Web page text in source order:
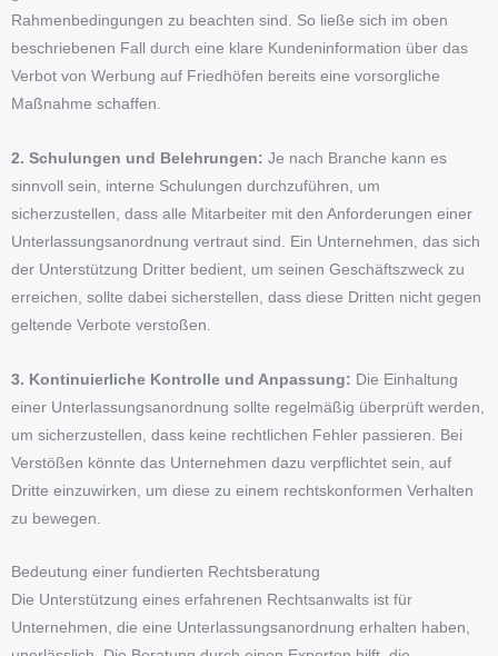
Rahmenbedingungen zu beachten sind. So ließe sich im oben
beschriebenen Fall durch eine klare Kundeninformation über das
Verbot von Werbung auf Friedhöfen bereits eine vorsorgliche
Maßnahme schaffen.
2. Schulungen und Belehrungen: Je nach Branche kann es
sinnvoll sein, interne Schulungen durchzuführen, um
sicherzustellen, dass alle Mitarbeiter mit den Anforderungen einer
Unterlassungsanordnung vertraut sind. Ein Unternehmen, das sich
der Unterstützung Dritter bedient, um seinen Geschäftszweck zu
erreichen, sollte dabei sicherstellen, dass diese Dritten nicht gegen
geltende Verbote verstoßen.
3. Kontinuierliche Kontrolle und Anpassung: Die Einhaltung
einer Unterlassungsanordnung sollte regelmäßig überprüft werden,
um sicherzustellen, dass keine rechtlichen Fehler passieren. Bei
Verstößen könnte das Unternehmen dazu verpflichtet sein, auf
Dritte einzuwirken, um diese zu einem rechtskonformen Verhalten
zu bewegen.
Bedeutung einer fundierten Rechtsberatung
Die Unterstützung eines erfahrenen Rechtsanwalts ist für
Unternehmen, die eine Unterlassungsanordnung erhalten haben,